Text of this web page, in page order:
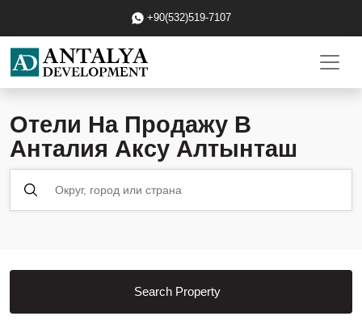
+90(532)519-7107
Отели На Продажу В
Анталия Аксу Алтынташ
Search Property